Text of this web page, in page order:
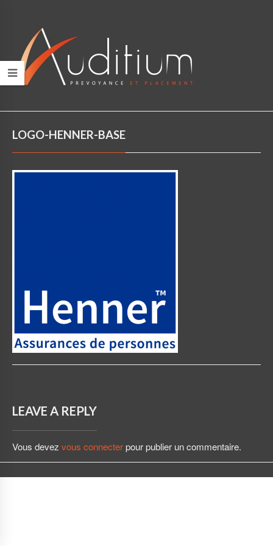
LOGO-HENNER-BASE
LEAVE A REPLY
Vous devez vous connecterpour publier un commentaire.